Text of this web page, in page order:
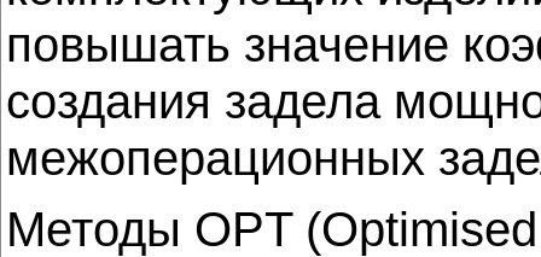
повышать значение
создания задела
межоперационных
Методы OPT